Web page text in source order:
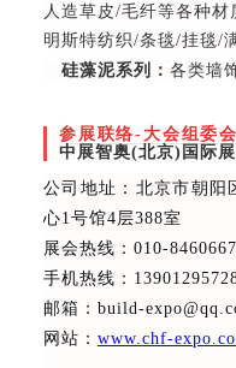
人造草皮/毛纤等各种
明斯特纺织/条毯/挂毯/
硅藻泥系列： 各类墙
参展联络-大会组委会
中展智奥(北京)国际
公司地址：北京市朝阳
心1号馆4层388室
展会热线：010-
手机热线：
邮箱：build-
网站： www.chf-